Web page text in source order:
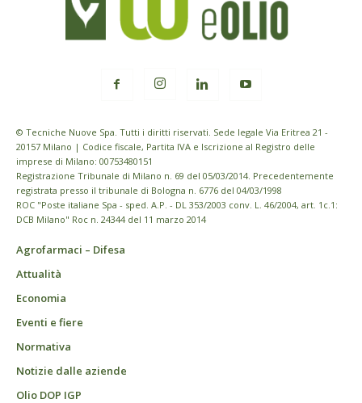
© Tecniche Nuove Spa. Tutti i diritti riservati. Sede legale Via Eritrea 21 -
20157 Milano | Codice fiscale, Partita IVA e Iscrizione al Registro delle
imprese di Milano: 00753480151
Registrazione Tribunale di Milano n. 69 del 05/03/2014. Precedentemente
registrata presso il tribunale di Bologna n. 6776 del 04/03/1998
ROC "Poste italiane Spa - sped. A.P. - DL 353/2003 conv. L. 46/2004, art. 1c.1:
DCB Milano" Roc n. 24344 del 11 marzo 2014
Agrofarmaci – Difesa
Attualità
Economia
Eventi e fiere
Normativa
Notizie dalle aziende
Olio DOP IGP